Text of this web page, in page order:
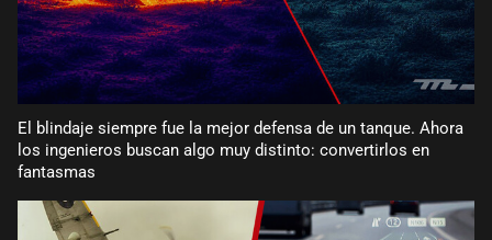
El blindaje siempre fue la mejor defensa de un tanque. Ahora
los ingenieros buscan algo muy distinto: convertirlos en
fantasmas